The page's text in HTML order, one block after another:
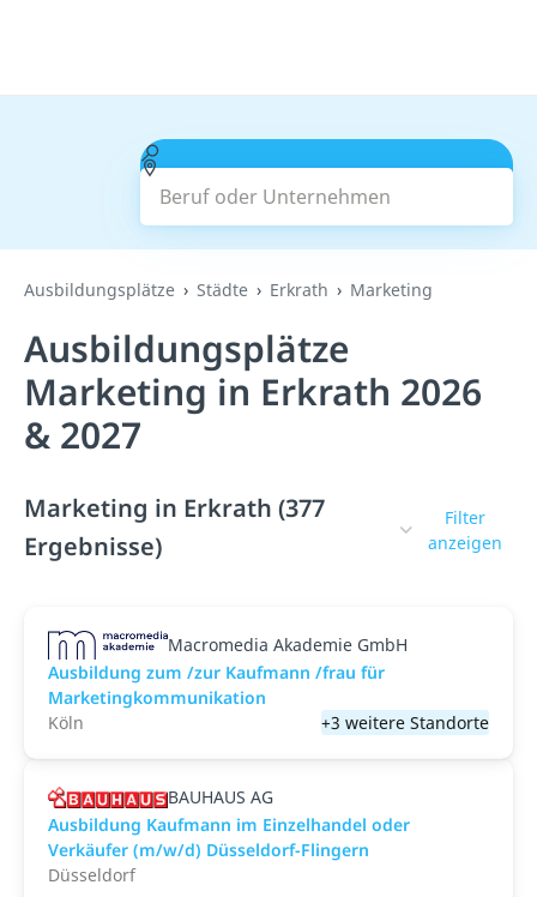
Beruf oder Unternehmen
Suchen
Ausbildungsplätze Städte Erkrath Marketing
Ausbildungsplätze
Marketing in Erkrath 2026
& 2027
Marketing in Erkrath (377
Ergebnisse)
Filter
anzeigen
Macromedia Akademie GmbH
Ausbildung zum /zur Kaufmann /frau für
Marketingkommunikation
Köln
+3 weitere Standorte
BAUHAUS AG
Ausbildung Kaufmann im Einzelhandel oder
Verkäufer (m/w/d) Düsseldorf-Flingern
Düsseldorf